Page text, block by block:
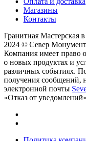
Магазины
Контакты
Гранитная Мастерская
2024 © Север Монумент
Компания имеет право
о новых продуктах и
различных событиях.
получения сообщений,
электронной почты
«Отказ от